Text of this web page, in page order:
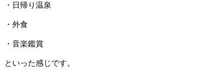
・日帰り温泉
・外食
・音楽鑑賞
といった感じです。